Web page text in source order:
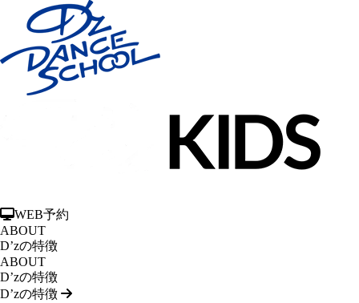
WEB予約
ABOUT
D’zの特徴
ABOUT
D’zの特徴
D’zの特徴